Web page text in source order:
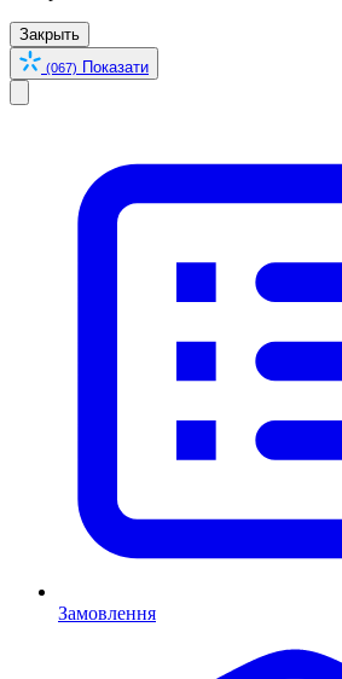
Закрыть
(067) Показати
Замовлення